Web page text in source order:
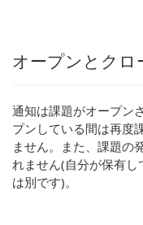
オープンとク
通知は課題がオープン
プンしている間は再度
ません。また、課題の
れません(自分が保有
は別です)。